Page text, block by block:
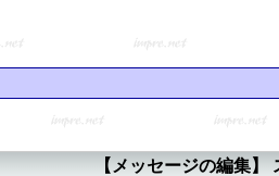
【メッセージの編集